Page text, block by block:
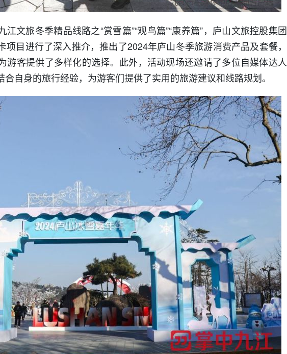
文旅冬季精品线路之“赏雪篇”“观鸟篇”“康养篇”，庐山文旅控股集团
目进行了深入推介，推出了2024年庐山冬季旅游消费产品及套餐，
游客提供了多样化的选择。此外，活动现场还邀请了多位自媒体达人
自身的旅行经验，为游客们提供了实用的旅游建议和线路规划。